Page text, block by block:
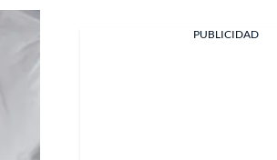
PUBLICIDAD